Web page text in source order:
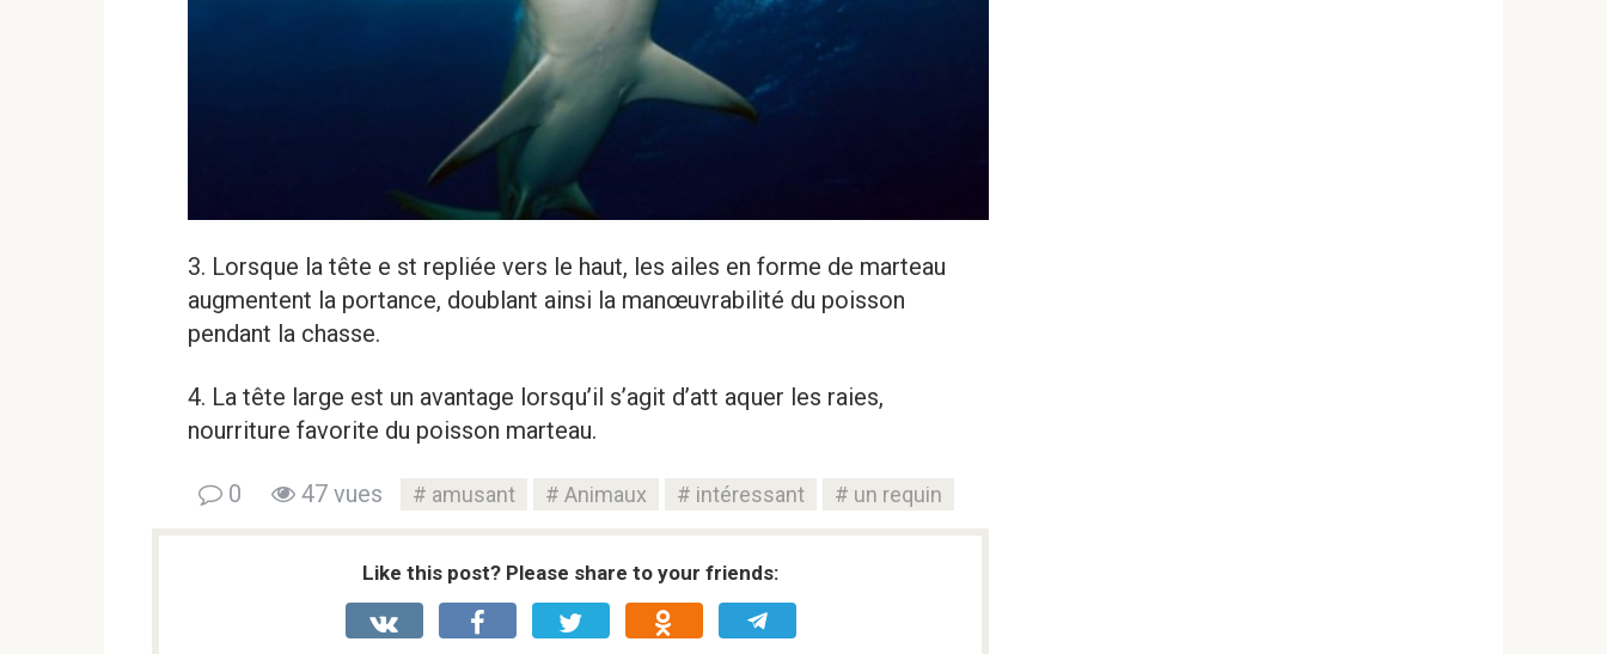
3. Lorsque la tête e st repliée vers le haut, les ailes en forme de marteau
augmentent la portance, doublant ainsi la manœuvrabilité du poisson
pendant la chasse.
4. La tête large est un avantage lorsqu’il s’agit d’att aquer les raies,
nourriture favorite du poisson marteau.
0 47 vues amusant Animaux intéressant un requin
Like this post? Please share to your friends: